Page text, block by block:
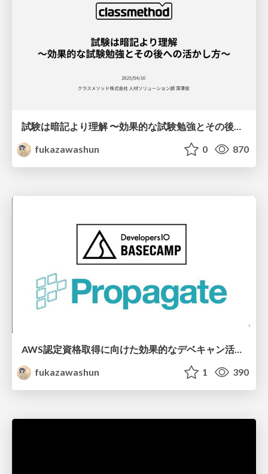
fukazawashun
0 870
AWS認定資格取得に向けた効果的なデベキャン活用法や学習方法について
fukazawashun
1 390